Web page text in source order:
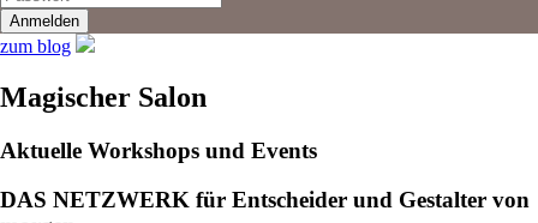
zum blog
Magischer Salon
Aktuelle Workshops und Events
DAS NETZWERK für Entscheider und Gestalter von